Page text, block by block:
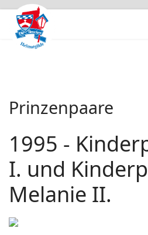
Prinzenpaare
1995 -
I. und
Melanie II.